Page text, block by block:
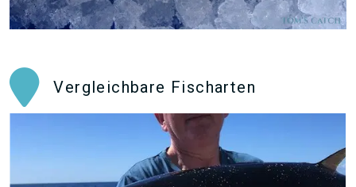
Vergleichbare Fischarten